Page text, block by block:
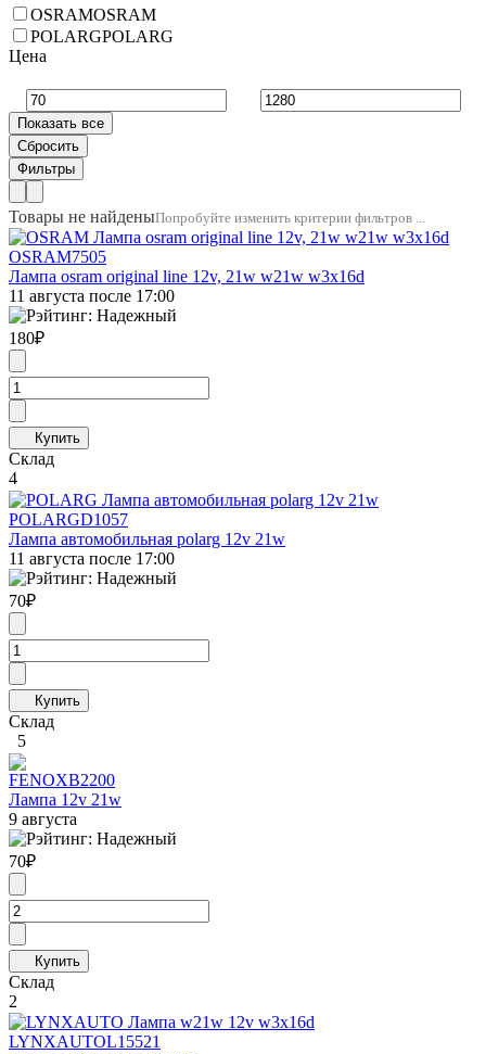
OSRAMOSRAM
POLARGPOLARG
Цена
Товары не найденыПопробуйте изменить критерии фильтров ...
OSRAM7505
Лампа osram original line 12v, 21w w21w w3x16d
11 августа после 17:00
180₽
Склад
4
POLARGD1057
Лампа автомобильная polarg 12v 21w
11 августа после 17:00
70₽
Склад
5
FENOXB2200
Лампа 12v 21w
9 августа
70₽
Склад
2
LYNXAUTOL15521